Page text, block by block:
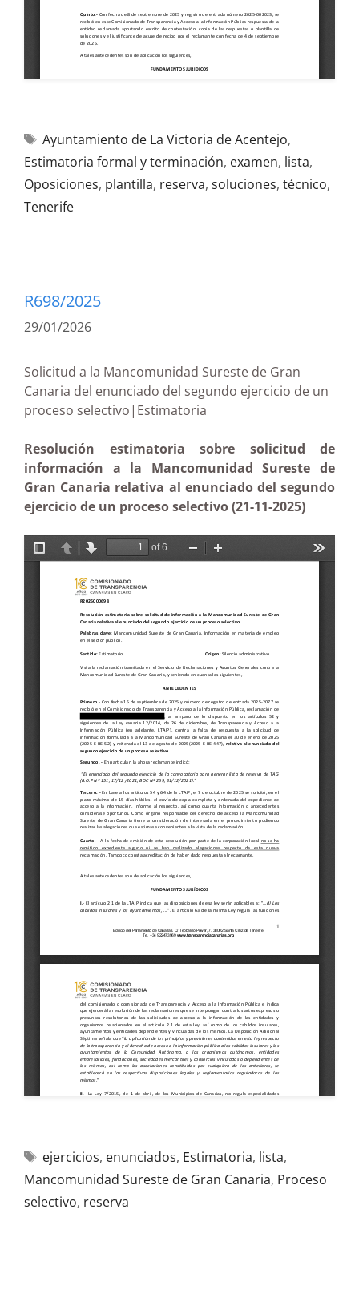
Ayuntamiento de La Victoria de Acentejo,
Estimatoria formal y terminación, examen, lista,
Oposiciones, plantilla, reserva, soluciones, técnico,
Tenerife
R698/2025
29/01/2026
Solicitud a la Mancomunidad Sureste de Gran
Canaria del enunciado del segundo ejercicio de un
proceso selectivo|Estimatoria
Resolución estimatoria sobre solicitud de
información a la Mancomunidad Sureste de
Gran Canaria relativa al enunciado del segundo
ejercicio de un proceso selectivo (21-11-2025)
ejercicios, enunciados, Estimatoria, lista,
Mancomunidad Sureste de Gran Canaria, Proceso
selectivo, reserva